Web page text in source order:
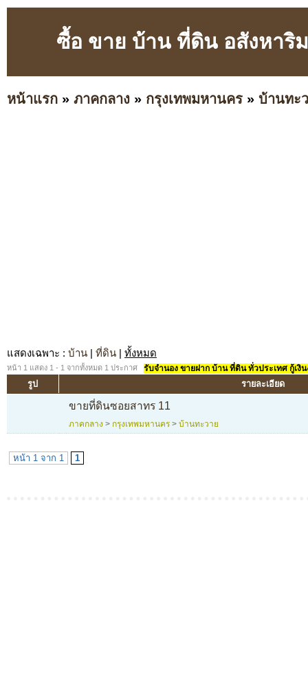
ซื้อ ขาย บ้าน ที่ดิน อสังหาริ
หน้าแรก » ภาคกลาง » กรุงเทพมหานคร » บ้านทะ
แสดงเฉพาะ : บ้าน | ที่ดิน | ทั้งหมด
หน้า 1 แสดง 1 - 1 จากทั้งหมด 1 ประกาศ รับจำนอง ขายฝาก บ้าน ที่ดิน ทั่วประเทศ กู้เงิ
รูป รายละเอียด
ขายที่ดินซอยสาทร 11
ภาคกลาง > กรุงเทพมหานคร > บ้านทะวาย
หน้า 1 จาก 1 1